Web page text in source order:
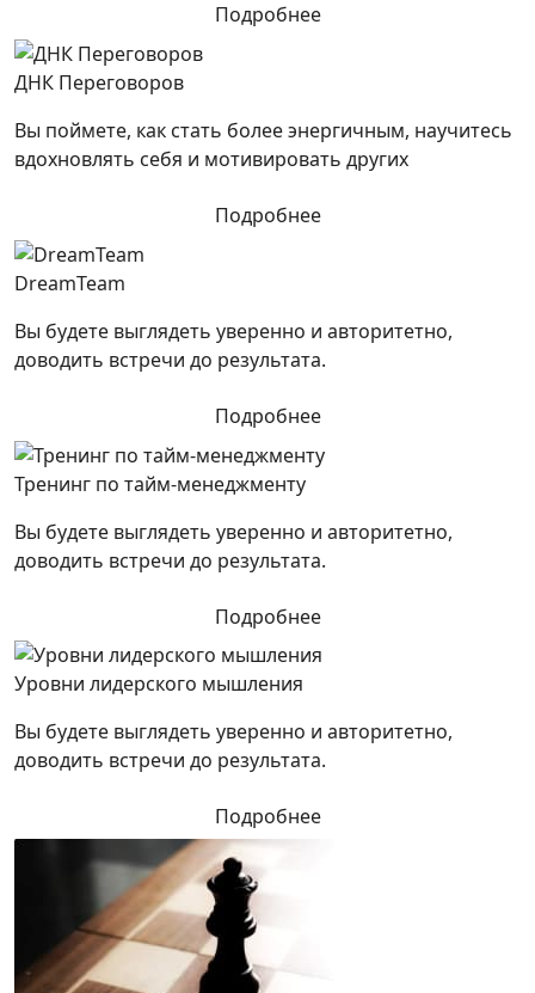
Подробнее
ДНК Переговоров
Вы поймете, как стать более энергичным, научитесь
вдохновлять себя и мотивировать других
Подробнее
DreamTeam
Вы будете выглядеть уверенно и авторитетно,
доводить встречи до результата.
Подробнее
Тренинг по тайм-менеджменту
Вы будете выглядеть уверенно и авторитетно,
доводить встречи до результата.
Подробнее
Уровни лидерского мышления
Вы будете выглядеть уверенно и авторитетно,
доводить встречи до результата.
Подробнее